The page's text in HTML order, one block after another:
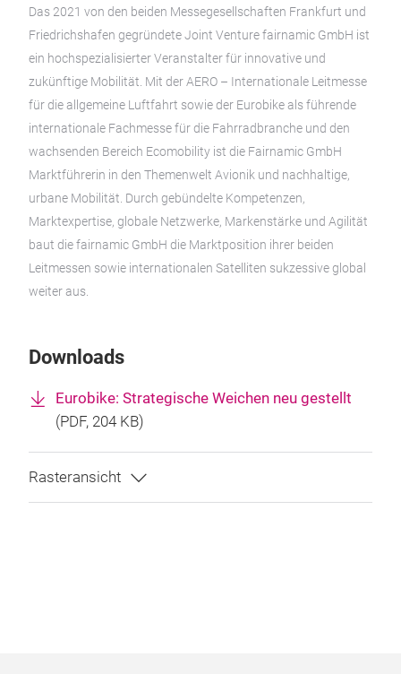
Das 2021 von den beiden Messegesellschaften Frankfurt und
Friedrichshafen gegründete Joint Venture fairnamic GmbH ist
ein hochspezialisierter Veranstalter für innovative und
zukünftige Mobilität. Mit der AERO – Internationale Leitmesse
für die allgemeine Luftfahrt sowie der Eurobike als führende
internationale Fachmesse für die Fahrradbranche und den
wachsenden Bereich Ecomobility ist die Fairnamic GmbH
Marktführerin in den Themenwelt Avionik und nachhaltige,
urbane Mobilität. Durch gebündelte Kompetenzen,
Marktexpertise, globale Netzwerke, Markenstärke und Agilität
baut die fairnamic GmbH die Marktposition ihrer beiden
Leitmessen sowie internationalen Satelliten sukzessive global
weiter aus.
Downloads
Eurobike: Strategische Weichen neu gestellt
(PDF, 204 KB)